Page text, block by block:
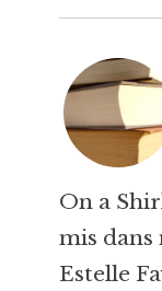
On a
mis dans
Estelle